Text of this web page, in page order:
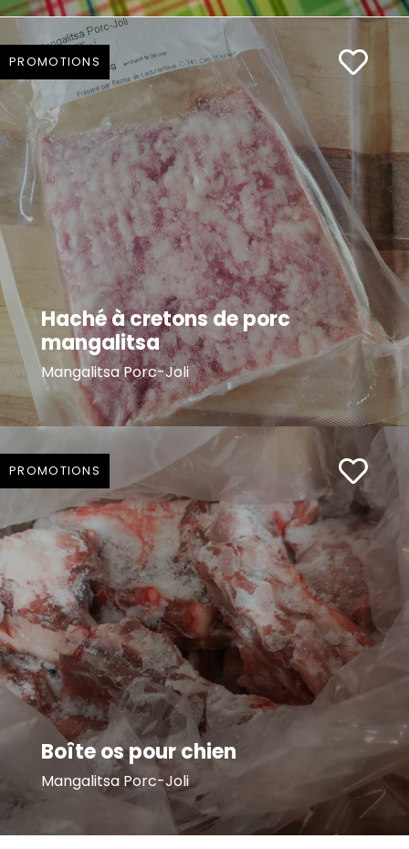
PROMOTIONS
Haché à cretons de porc
mangalitsa
Mangalitsa Porc-Joli
PROMOTIONS
Boîte os pour chien
Mangalitsa Porc-Joli